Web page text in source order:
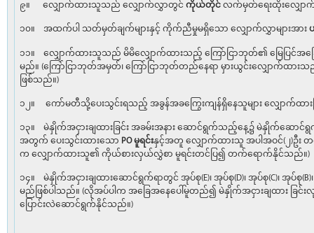
၉။ လျှောက်ထားသူသည် လျှောက်လွှာတွင်ကိုယ်တိုင် လက်မှတ်ရေးထိုးလျှော
၁၀။ အထက်ပါ သတ်မှတ်ချက်များနှင့် ကိုက်ညီမှုမရှိသော လျှောက်လွှာများအား
၁၁။ လျှောက်ထားသူသည် မိမိလျှောက်ထားသည့် ကြော်ငြာဘုတ်၏ မြေပြင်အခ
မည်။ (ကြော်ငြာဘုတ်အမှတ်၊ ကြော်ငြာဘုတ်တည်နေရာ မှားယွင်းလျှောက်ထ
ဖြစ်သည်။)
၁၂။ ကော်မတီသို့ပေးသွင်းရသည့် အခွန်အခကြွေးကျန်ရှိနေသူများ လျှောက်ထ
၁၃။ မဲနှိုက်အငှားချထားခြင်း အခမ်းအနား ဆောင်ရွက်သည့်နေ့၌ မဲနှိုက်ဆေ
အတွက် ပေးသွင်းထားသော POမူရင်းနှင့်အတူ လျှောက်ထားသူ အပါအဝင်(၂)ဦ
က လျှောက်ထားသူ၏ ကိုယ်စားလှယ်လွှဲစာ မူရင်းတင်ပြ၍ တက်ရောက်နိုင်သည်။)
၁၄။ မဲနှိုက်အငှားချထားဆောင်ရွက်ရာတွင် အုပ်စု(E)၊ အုပ်စု(D)၊ အုပ်စု(C)၊ အုပ်
မည်ဖြစ်ပါသည်။ (လိုအပ်ပါက အခြေအနေပေါ်မူတည်၍ မဲနှိုက်အငှားချထား ခြ
ပြောင်းလဲဆောင်ရွက်နိုင်သည်။)